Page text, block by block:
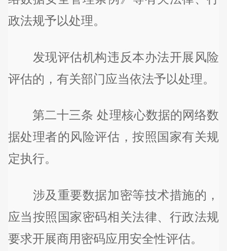
政法规予以处理。
发现评估机构违反本办法开展风险
评估的，有关部门应当依法予以处理。
第二十三条 处理核心数据的网络数
据处理者的风险评估，按照国家有关规
定执行。
涉及重要数据加密等技术措施的，
应当按照国家密码相关法律、行政法规
要求开展商用密码应用安全性评估。